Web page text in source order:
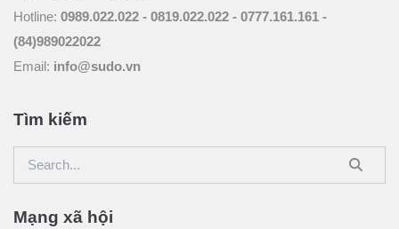
Hotline: 0989.022.022 - 0819.022.022 - 0777.161.161 -
(84)989022022
Email: info@sudo.vn
Tìm kiếm
Mạng xã hội